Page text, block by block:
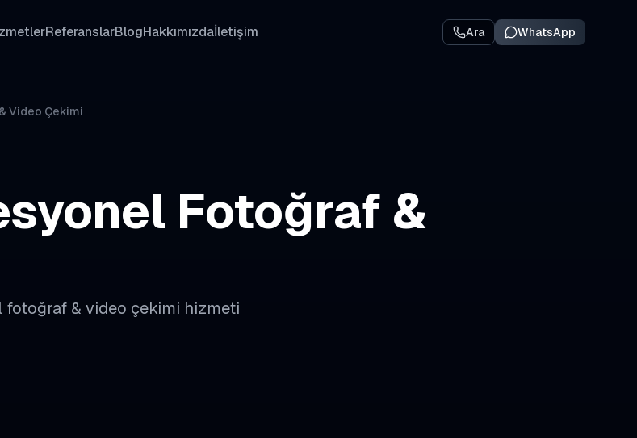
ReferanslarBlogHakkımızdaİletişim Ara WhatsApp
Video Çekimi
Fotoğraf &
fotoğraf & video çekimi hizmeti